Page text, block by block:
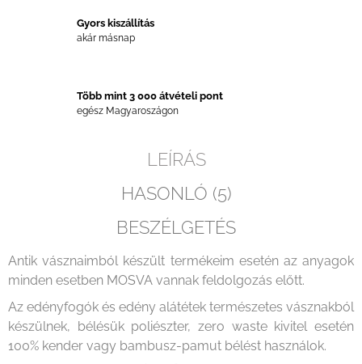
Gyors kiszállítás
akár másnap
Több mint 3 000 átvételi pont
egész Magyaroszágon
LEÍRÁS
HASONLÓ (5)
BESZÉLGETÉS
Antik vásznaimból készült termékeim esetén az anyagok
minden esetben MOSVA vannak feldolgozás előtt.
Az edényfogók és edény alátétek természetes vásznakból
készülnek, bélésük poliészter, zero waste kivitel esetén
100% kender vagy bambusz-pamut bélést használok.